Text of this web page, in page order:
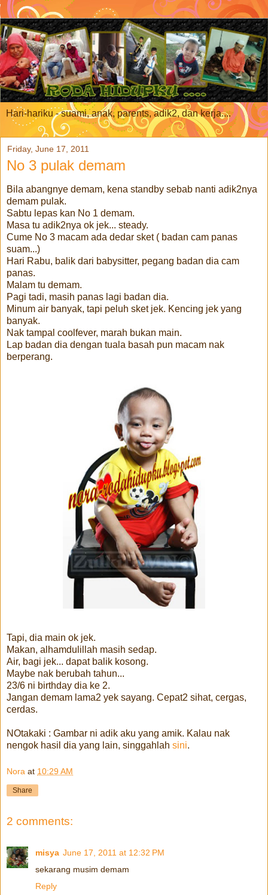
Hari-hariku - suami, anak, parents, adik2, dan kerja....
Friday, June 17, 2011
No 3 pulak demam
Bila abangnye demam, kena standby sebab nanti adik2nya
demam pulak.
Sabtu lepas kan No 1 demam.
Masa tu adik2nya ok jek... steady.
Cume No 3 macam ada dedar sket ( badan cam panas
suam...)
Hari Rabu, balik dari babysitter, pegang badan dia cam
panas.
Malam tu demam.
Pagi tadi, masih panas lagi badan dia.
Minum air banyak, tapi peluh sket jek. Kencing jek yang
banyak.
Nak tampal coolfever, marah bukan main.
Lap badan dia dengan tuala basah pun macam nak
berperang.
Tapi, dia main ok jek.
Makan, alhamdulillah masih sedap.
Air, bagi jek... dapat balik kosong.
Maybe nak berubah tahun...
23/6 ni birthday dia ke 2.
Jangan demam lama2 yek sayang. Cepat2 sihat, cergas,
cerdas.
NOtakaki : Gambar ni adik aku yang amik. Kalau nak
nengok hasil dia yang lain, singgahlah sini.
Nora at 10:29 AM
Share
2 comments:
misya June 17, 2011 at 12:32 PM
sekarang musim demam
Reply